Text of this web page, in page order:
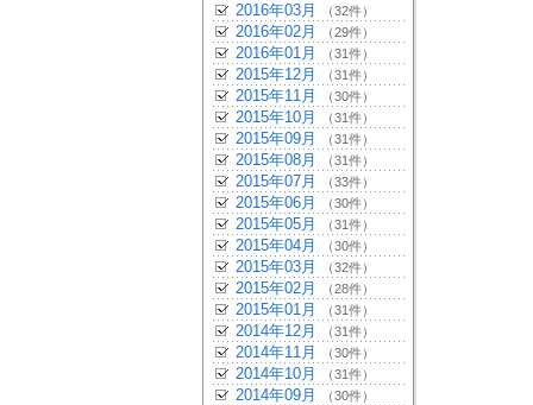
2016年03月 （32件）
2016年02月 （29件）
2016年01月 （31件）
2015年12月 （31件）
2015年11月 （30件）
2015年10月 （31件）
2015年09月 （31件）
2015年08月 （31件）
2015年07月 （33件）
2015年06月 （30件）
2015年05月 （31件）
2015年04月 （30件）
2015年03月 （32件）
2015年02月 （28件）
2015年01月 （31件）
2014年12月 （31件）
2014年11月 （30件）
2014年10月 （31件）
2014年09月 （30件）